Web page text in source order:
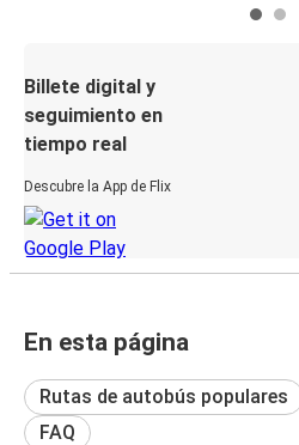
Billete digital y
seguimiento en
tiempo real
Descubre la App de Flix
En esta página
Rutas de autobús populares
FAQ